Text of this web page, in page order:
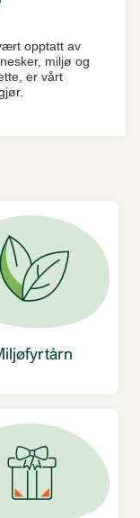
opptatt av
miljø og
er vårt